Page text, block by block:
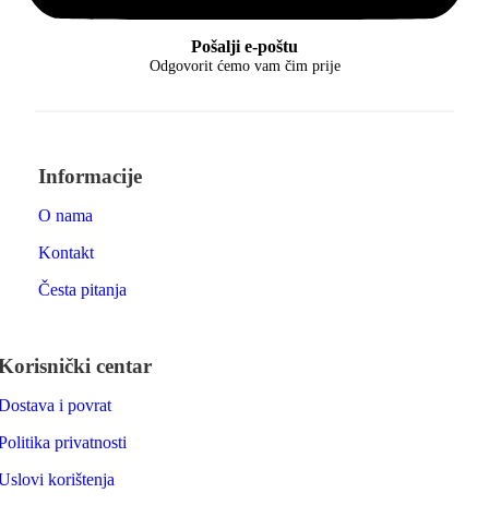
Pošalji e-poštu
Odgovorit ćemo vam čim prije
Informacije
O nama
Kontakt
Česta pitanja
centar
i povrat
privatnosti
korištenja